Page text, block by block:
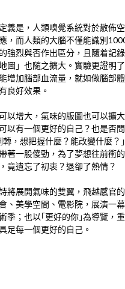
義是，人類嗅覺系統對於散佈
，而人類的大腦不僅能識別
強烈與否作出區分，且隨着記錄
圖」也隨之擴大。實驗更證明
增加腦部血流量，就如做腦部體
良好效果。
以增大，氣味的版圖也可以擴大
以有一個更好的自己？也是否問
轉，想把握什麼？能改變什麼？
著一股傻勁，為了夢想往前衝
竟遺忘了初衷？退卻了熱情？
將展開氣味的雙翼，飛越感官
、美學空間、電影院，展演一
季；也以｢更好的你｣為導覽，
足每一個更好的自己。